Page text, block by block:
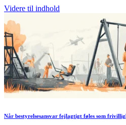
Videre til indhold
Når bestyrelsesansvar fejlagtigt føles som